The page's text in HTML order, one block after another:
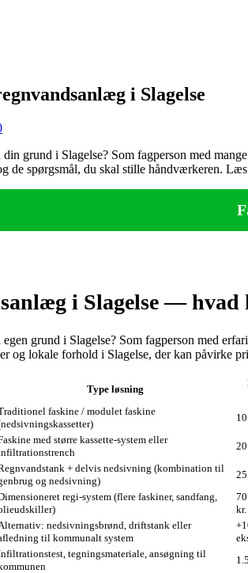
i Slagelse
din grund i Slagelse? Som fagperson med
de spørgsmål, du skal stille håndværkeren.
i Slagelse — hvad
egen grund i Slagelse? Som fagperson med
og lokale forhold i Slagelse, der kan påvirke
Type løsning
faskine / modulet faskine
med større kassette-system eller
+ delvis nedsivning (kombination til
og nedsivning)
regi-system (flere faskiner, sandfang,
kr.
nedsivningsbrønd, driftstank eller
til kommunalt system
tegningsmateriale, ansøgning til